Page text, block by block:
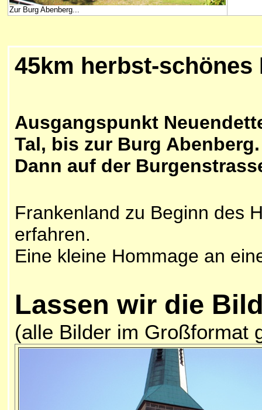
Zur Burg Abenberg...
45km herbst-schönes
Ausgangspunkt
Tal, bis zur Burg Abenberg.
Dann auf der
Frankenland zu Beginn des
erfahren.
Eine kleine Hommage an
Lassen wir die
(alle Bilder im Großformat